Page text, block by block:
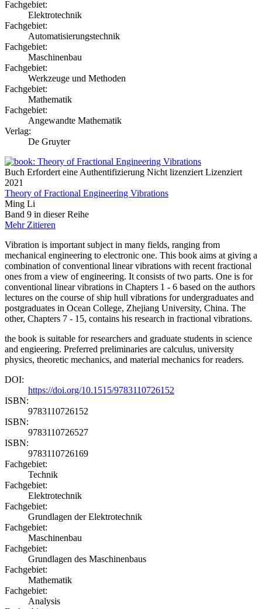
Fachgebiet:
Elektrotechnik
Fachgebiet:
Automatisierungstechnik
Fachgebiet:
Maschinenbau
Fachgebiet:
Werkzeuge und Methoden
Fachgebiet:
Mathematik
Fachgebiet:
Angewandte Mathematik
Verlag:
De Gruyter
Buch Erfordert eine Authentifizierung Nicht lizenziert Lizenziert
2021
Theory of Fractional Engineering Vibrations
Ming Li
Band 9 in dieser Reihe
Mehr Zitieren
Vibration is important subject in many fields, ranging from
mechanical engineering to electronic one. This book aims at giving a
combination of conventional linear vibrations with recent fractional
ones from a view of engineering. It consists of two parts. One is for
conventional linear vibrations in Chapters 1 - 6 based on the authors
lectures on the course of ship hull vibrations for undergraduates and
postgraduates in Ocean College, Zhejiang University, China. The
other, Chapters 7 - 15, contains his research in fractional vibrations.
the book is suitable for researchers and graduate students in science
and engieering. Preferred preliminaries are calculus, university
physics, theoretic mechanics, and material mechanics for readers.
DOI:
https://doi.org/10.1515/9783110726152
ISBN:
9783110726152
ISBN:
9783110726527
ISBN:
9783110726169
Fachgebiet:
Technik
Fachgebiet:
Elektrotechnik
Fachgebiet:
Grundlagen der Elektrotechnik
Fachgebiet:
Maschinenbau
Fachgebiet:
Grundlagen des Maschinenbaus
Fachgebiet:
Mathematik
Fachgebiet:
Analysis